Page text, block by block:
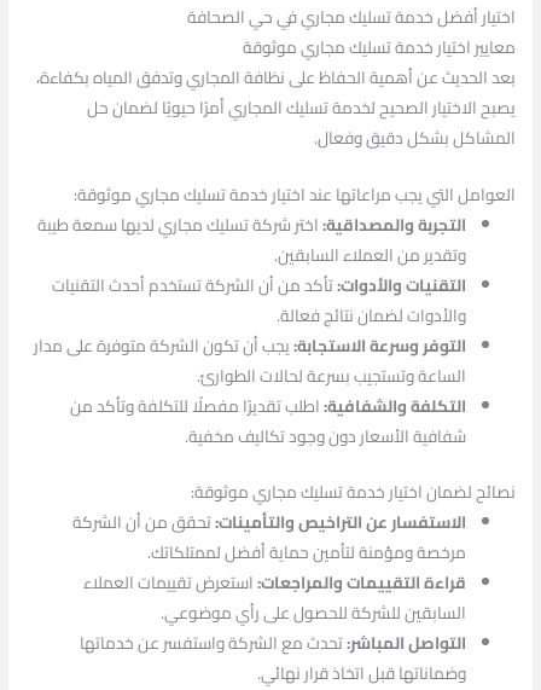
اختيار أفضل خدمة تسليك مجاري في حي الصحافة
معايير اختيار خدمة تسليك مجاري موثوقة
بعد الحديث عن أهمية الحفاظ على نظافة المجاري وتدفق المياه بكفاءة،
يصبح الاختيار الصحيح لخدمة تسليك المجاري أمرًا حيويًا لضمان حل
المشاكل بشكل دقيق وفعال.
العوامل التي يجب مراعاتها عند اختيار خدمة تسليك مجاري موثوقة:
التجربة والمصداقية:اختر شركة تسليك مجاري لديها سمعة طيبة
وتقدير من العملاء السابقين.
التقنيات والأدوات:تأكد من أن الشركة تستخدم أحدث التقنيات
والأدوات لضمان نتائج فعالة.
التوفر وسرعة الاستجابة:يجب أن تكون الشركة متوفرة على مدار
الساعة وتستجيب بسرعة لحالات الطوارئ.
التكلفة والشفافية:اطلب تقديرًا مفصلًا للتكلفة وتأكد من
شفافية الأسعار دون وجود تكاليف مخفية.
نصائح لضمان اختيار خدمة تسليك مجاري موثوقة:
الاستفسار عن التراخيص والتأمينات:تحقق من أن الشركة
مرخصة ومؤمنة لتأمين حماية أفضل لممتلكاتك.
قراءة التقييمات والمراجعات:استعرض تقييمات العملاء
السابقين للشركة للحصول على رأي موضوعي.
التواصل المباشر:تحدث مع الشركة واستفسر عن خدماتها
وضماناتها قبل اتخاذ قرار نهائي.